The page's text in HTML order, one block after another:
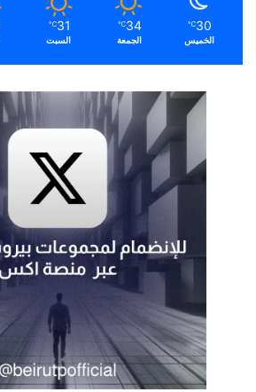
30
℃
الخميس
34
℃
الجمعة
31
℃
السبت